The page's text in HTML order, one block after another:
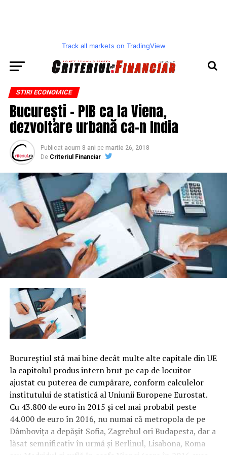
Track all markets on TradingView
STIRI ECONOMICE
București – PIB ca la Viena,
dezvoltare urbană ca-n India
Publicat acum 8 ani pe martie 26, 2018
De Criteriul Financiar
Bucureştiul stă mai bine decât multe alte capitale din UE
la capitolul produs intern brut pe cap de locuitor
ajustat cu puterea de cumpărare, conform calculelor
institutului de statistică al Uniunii Europene Eurostat.
Cu 43.800 de euro în 2015 şi cel mai probabil peste
44.000 de euro în 2016, nu numai că metropola de pe
Dâmboviţa a depăşit Sofia, Zagrebul ori Budapesta, dar a
lăsat semnificativ în urmă şi Berlinul, Lisabona, Roma